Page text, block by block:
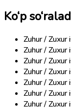
Ko‘p
Zuhur / Zuxur
Zuhur / Zuxur
Zuhur / Zuxur
Zuhur / Zuxur
Zuhur /
Zuhur / Zuxur
Zuhur / Zuxur